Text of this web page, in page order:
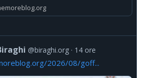
@biraghi.org 14 ore
2026/08/goff...